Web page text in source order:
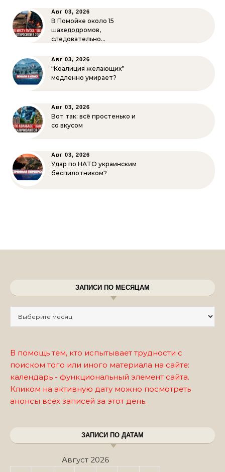
Авг 03, 2026
В Помойке около 15
шахедодромов,
следовательно…
Авг 03, 2026
“Коалиция желающих”
медленно умирает?
Авг 03, 2026
Вот так: всё простенько и
со вкусом
Авг 03, 2026
Удар по НАТО украинским
беспилотником?
ЗАПИСИ ПО МЕСЯЦАМ
В помощь тем, кто испытывает трудности с
поиском того или иного материала на сайте:
календарь - функциональный элемент сайта.
Кликом на активную дату можно посмотреть
анонсы всех записей за этот день.
ЗАПИСИ ПО ДАТАМ
Август 2026